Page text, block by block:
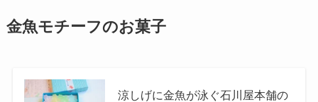
金魚モチーフのお菓子
涼しげに金魚が泳ぐ石川屋本舗の